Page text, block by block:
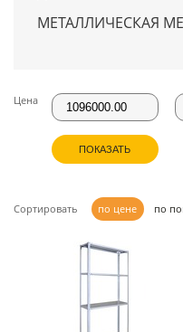
МЕТАЛЛИЧЕСКАЯ
Цена
ПОКАЗАТЬ
Сортировать по цене по